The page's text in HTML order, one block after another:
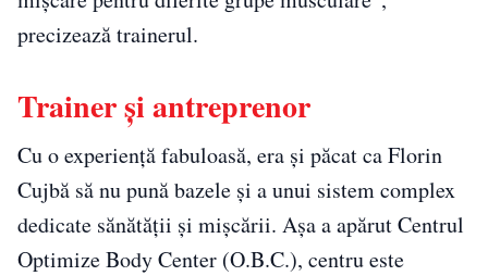
precizează trainerul.
Trainer și antreprenor
Cu o experiență fabuloasă, era și păcat ca Florin
Cujbă să nu pună bazele și a unui sistem complex
dedicate sănătății și mișcării. Așa a apărut Centrul
Optimize Body Center (O.B.C.), centru este